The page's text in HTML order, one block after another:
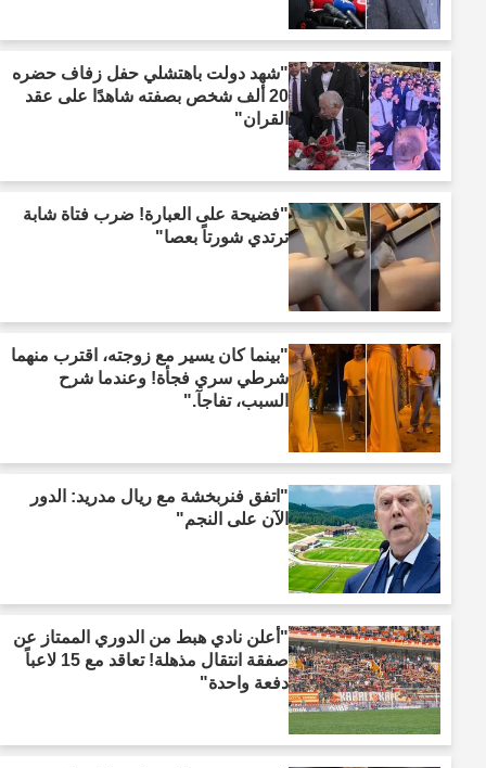
"شهد دولت باهتشلي حفل زفاف حضره
20 ألف شخص بصفته شاهدًا على عقد
القران"
"فضيحة على العبارة! ضرب فتاة شابة
ترتدي شورتاً بعصا"
"بينما كان يسير مع زوجته، اقترب منهما
شرطي سري فجأة! وعندما شرح
السبب، تفاجآ."
"اتفق فنربخشة مع ريال مدريد: الدور
الآن على النجم"
"أعلن نادي هبط من الدوري الممتاز عن
صفقة انتقال مذهلة! تعاقد مع 15 لاعباً
دفعة واحدة"